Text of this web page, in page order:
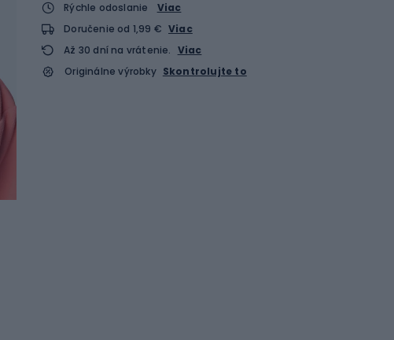
Rýchle odoslanie
Viac
Doručenie od 1,99 € Viac
Až 30 dní na vrátenie. Viac
Originálne výrobky Skontrolujte to